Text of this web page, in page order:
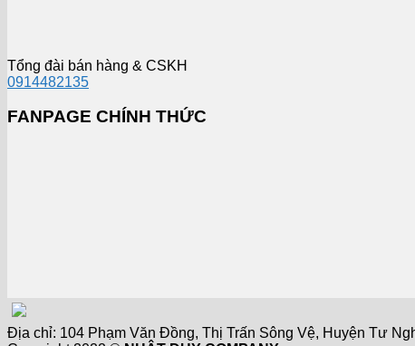
Tổng đài bán hàng & CSKH
0914482135
FANPAGE CHÍNH THỨC
Địa chỉ: 104 Phạm Văn Đồng, Thị Trấn Sông Vệ, Huyện Tư